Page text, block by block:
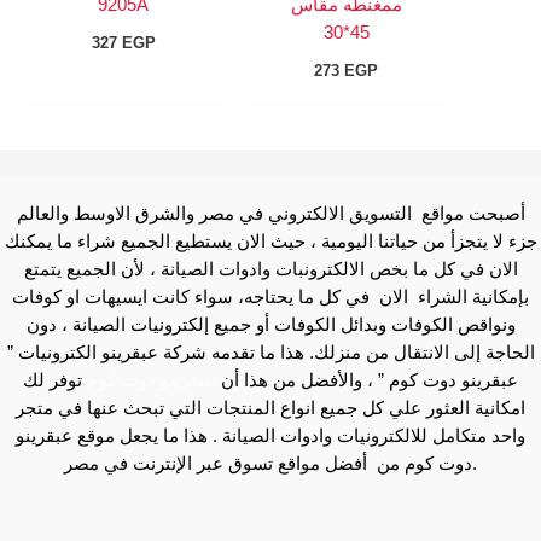
ممغنطه مقاس
45*30
273EGP
9205A
327 EGP
أصبحت مواقع التسويق الالكتروني في مصر والشرق الاوسط والعالم
جزء لا يتجزأ من حياتنا اليومية ، حيث الان يستطيع الجميع شراء ما يمكنك
الان في كل ما بخص الالكترونبات وادوات الصيانة ، لأن الجميع يتمتع
بإمكانية الشراء الان في كل ما يحتاجه، سواء كانت ايسيهات او كوفات
ونواقص الكوفات وبدائل الكوفات أو جميع إلكترونيات الصيانة ، دون
الحاجة إلى الانتقال من منزلك. هذا ما تقدمه شركة عبقرينو الكترونيات ”
عبقرينو دوت كوم ” ، والأفضل من هذا أن
توفر لك
امكانية العثور علي كل جميع انواع المنتجات التي تبحث عنها في متجر
واحد متكامل للالكترونيات وادوات الصيانة . هذا ما يجعل موقع عبقرينو
دوت كوم من أفضل مواقع تسوق عبر الإنترنت في مصر.